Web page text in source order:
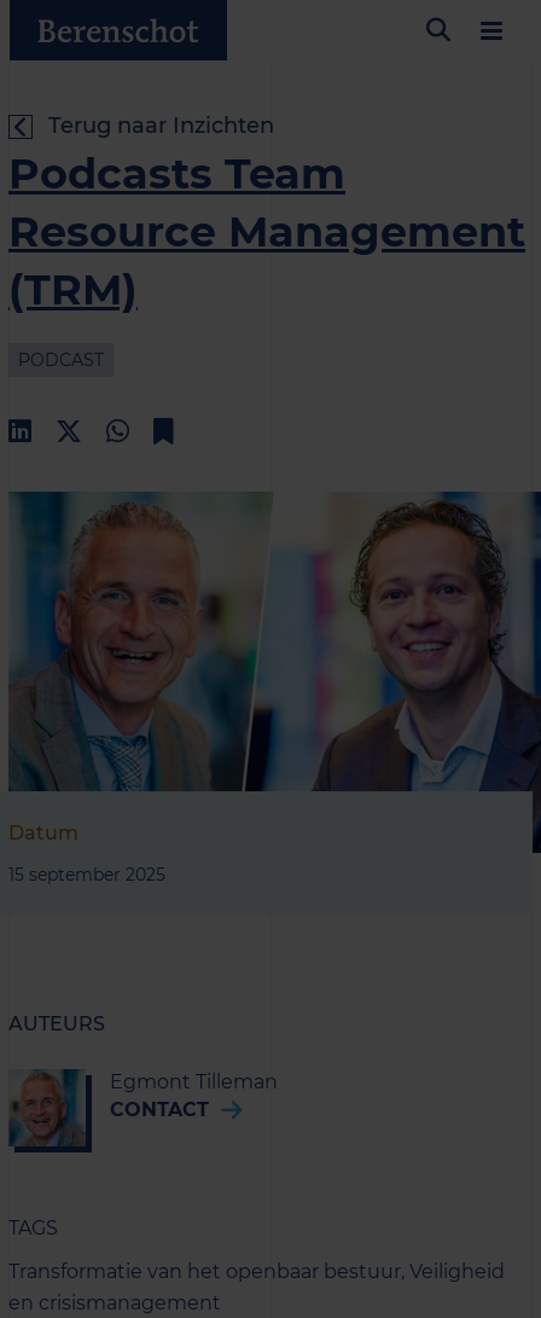
Terug naar Inzichten
Podcasts Team
Resource Management
(TRM)
PODCAST
Datum
15 september 2025
AUTEURS
Egmont Tilleman
CONTACT
TAGS
Transformatie van het openbaar bestuur, Veiligheid
en crisismanagement